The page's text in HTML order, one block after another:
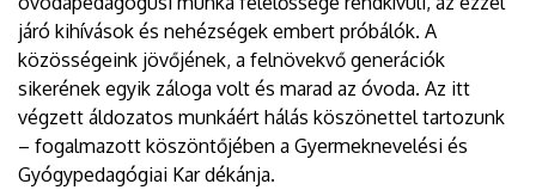
járó kihívások és nehézségek embert próbálók. A
közösségeink jövőjének, a felnövekvő generációk
sikerének egyik záloga volt és marad az óvoda. Az itt
végzett áldozatos munkáért hálás köszönettel tartozunk
– fogalmazott köszöntőjében a Gyermeknevelési és
Gyógypedagógiai Kar dékánja.